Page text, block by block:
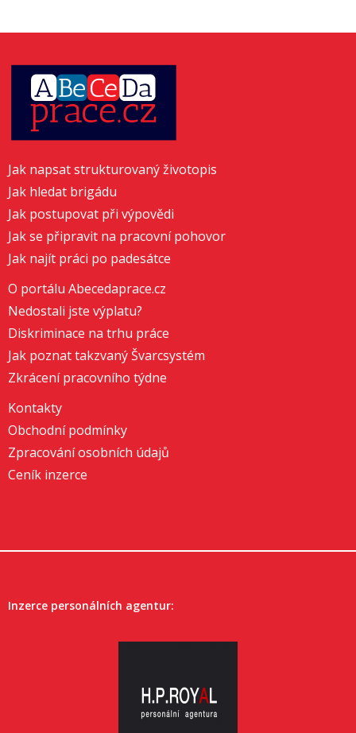
Jak napsat strukturovaný životopis
Jak hledat brigádu
Jak postupovat při výpovědi
Jak se připravit na pracovní pohovor
Jak najít práci po padesátce
O portálu Abecedaprace.cz
Nedostali jste výplatu?
Diskriminace na trhu práce
Jak poznat takzvaný Švarcsystém
Zkrácení pracovního týdne
Kontakty
Obchodní podmínky
Zpracování osobních údajů
Ceník inzerce
Inzerce personálních agentur: